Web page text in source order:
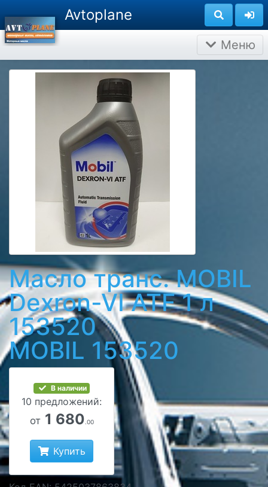
Avtoplane
Меню
Масло транс. MOBIL
Dexron-VI ATF 1 л
153520
MOBIL 153520
В наличии
10 предложений:
от 1 680 .00
Купить